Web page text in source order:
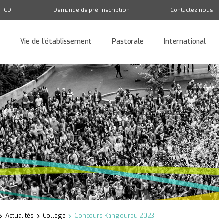
Vie de l’établissement Pastorale International
CDI Demande de pré-inscription Contactez-nous
Retour
Actualités Collège Concours Kangourou 2023